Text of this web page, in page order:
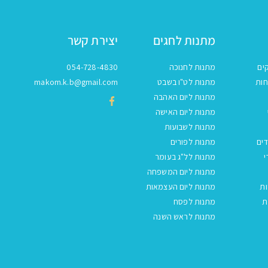
מתנות לחגים
מתנות לחנוכה
מתנות לט"ו בשבט
מתנות ליום האהבה
מתנות ליום האישה
מתנות לשבועות
מתנות לפורים
מתנות לל"ג בעומר
מתנות ליום המשפחה
מתנות ליום העצמאות
מתנות לפסח
מתנות לראש השנה
יצירת קשר
054-728-4830
makom.k.b@gmail.com